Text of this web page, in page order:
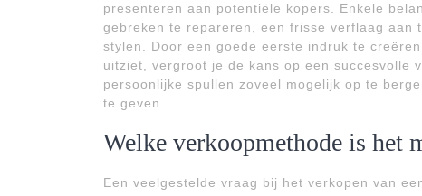
presenteren aan potentiële kopers. Enkele
gebreken te repareren, een frisse verflaag aan
stylen. Door een goede eerste indruk te
uitziet, vergroot je de kans op een succesvolle
persoonlijke spullen zoveel mogelijk op te
te geven.
Welke verkoopmethode is het
Een veelgestelde vraag bij het verkopen van